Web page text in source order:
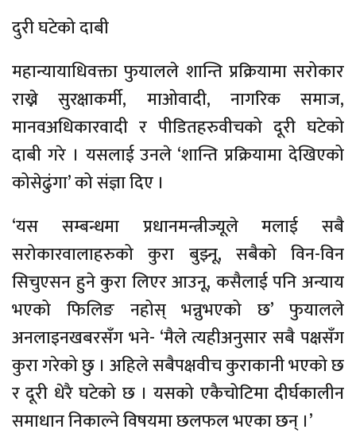
दुरी घटेको दाबी
महान्यायाधिवक्ता फुयालले शान्ति प्रक्रियामा सरोकार
राख्ने सुरक्षाकर्मी, माओवादी, नागरिक समाज,
मानवअधिकारवादी र पीडितहरुवीचको दूरी घटेको
दाबी गरे । यसलाई उनले ‘शान्ति प्रक्रियामा देखिएको
कोसेढुंगा’ को संज्ञा दिए ।
‘यस सम्बन्धमा प्रधानमन्त्रीज्यूले मलाई सबै
सरोकारवालाहरुको कुरा बुझ्नू, सबैको विन-विन
सिचुएसन हुने कुरा लिएर आउनू, कसैलाई पनि अन्याय
भएको फिलिङ नहोस् भन्नुभएको छ’ फुयालले
अनलाइनखबरसँग भने- ‘मैले त्यहीअनुसार सबै पक्षसँग
कुरा गरेको छु । अहिले सबैपक्षवीच कुराकानी भएको छ
र दूरी धेरै घटेको छ । यसको एकैचोटिमा दीर्घकालीन
समाधान निकाल्ने विषयमा छलफल भएका छन् ।’